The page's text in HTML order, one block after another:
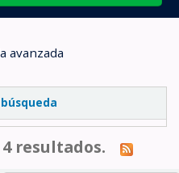
avanzada
resultados.